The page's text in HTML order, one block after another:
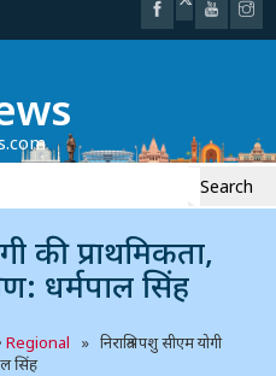
की प्राथमिकता,
धर्मपाल सिंह
Regional » निराश्रित पशु सीएम योगी
सिंह